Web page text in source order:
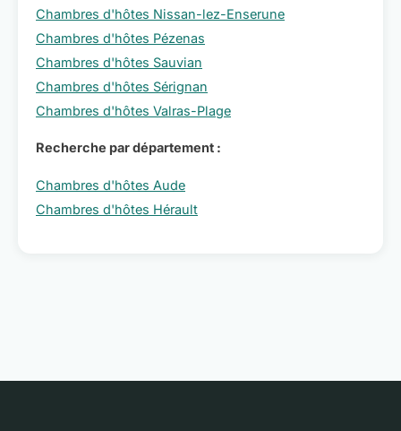
Chambres d'hôtes Nissan-lez-Enserune
Chambres d'hôtes Pézenas
Chambres d'hôtes Sauvian
Chambres d'hôtes Sérignan
Chambres d'hôtes Valras-Plage
Recherche par département :
Chambres d'hôtes Aude
Chambres d'hôtes Hérault